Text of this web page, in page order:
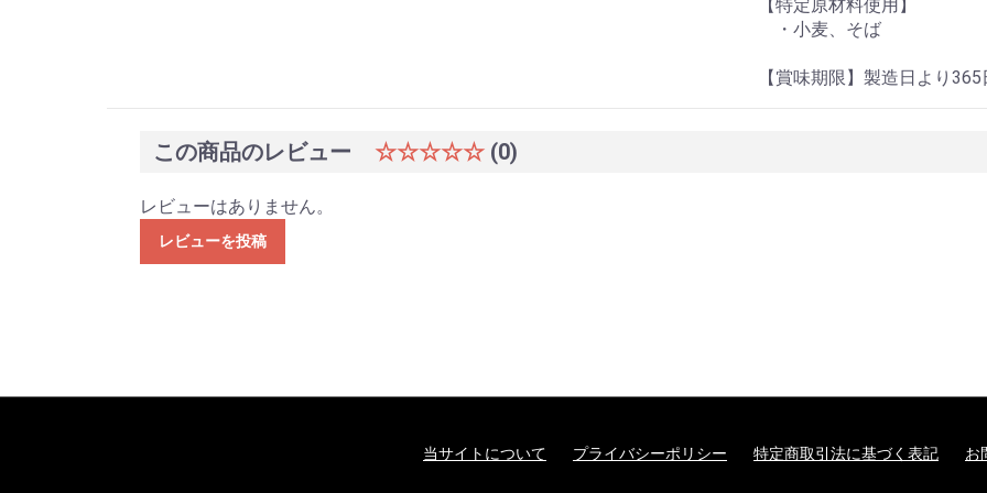
【特定原材料使用】
・小麦、そば
【賞味期限】製造日より365
この商品のレビュー ☆☆☆☆☆ (0)
レビューはありません。
レビューを投稿
当サイトについて プライバシーポリシー 特定商取引法に基づく表記 お